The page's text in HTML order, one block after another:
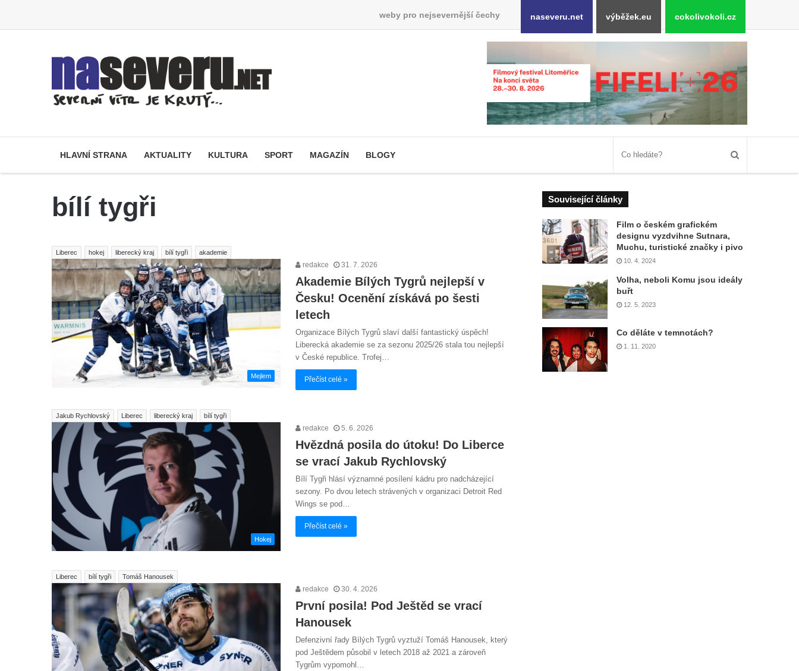
weby pro nejsevernější čechy naseveru.net výběžek.eu cokolivokoli.cz
HLAVNÍ STRANA AKTUALITY KULTURA SPORT MAGAZÍN BLOGY
bílí tygři
Liberec hokej liberecký kraj bílí tygři akademie
Mejlem
redakce 31. 7. 2026
Akademie Bílých Tygrů nejlepší v
Česku! Ocenění získává po šesti
letech
Organizace Bílých Tygrů slaví další fantastický úspěch!
Liberecká akademie se za sezonu 2025/26 stala tou nejlepší
v České republice. Trofej…
Přečíst celé »
Jakub Rychlovský Liberec liberecký kraj bílí tygři
Hokej
redakce 5. 6. 2026
Hvězdná posila do útoku! Do Liberce
se vrací Jakub Rychlovský
Bílí Tygři hlásí významné posílení kádru pro nadcházející
sezony. Po dvou letech strávených v organizaci Detroit Red
Wings se pod…
Přečíst celé »
Liberec bílí tygři Tomáš Hanousek
redakce 30. 4. 2026
První posila! Pod Ještěd se vrací
Hanousek
Defenzivní řady Bílých Tygrů vyztuží Tomáš Hanousek, který
pod Ještědem působil v letech 2018 až 2021 a zároveň
Tygrům vypomohl…
Související články
Film o českém grafickém
designu vyzdvihne Sutnara,
Muchu, turistické značky i pivo
10. 4. 2024
Volha, neboli Komu jsou ideály
buřt
12. 5. 2023
Co děláte v temnotách?
1. 11. 2020